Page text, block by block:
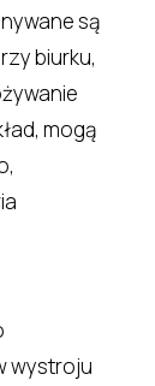
są
biurku,
mogą
wystroju